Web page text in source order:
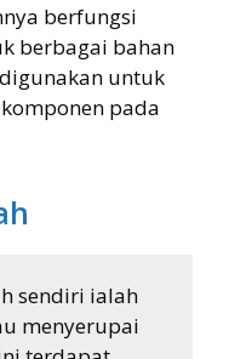
berfungsi
berbagai bahan
untuk
pada
sendiri ialah
menyerupai